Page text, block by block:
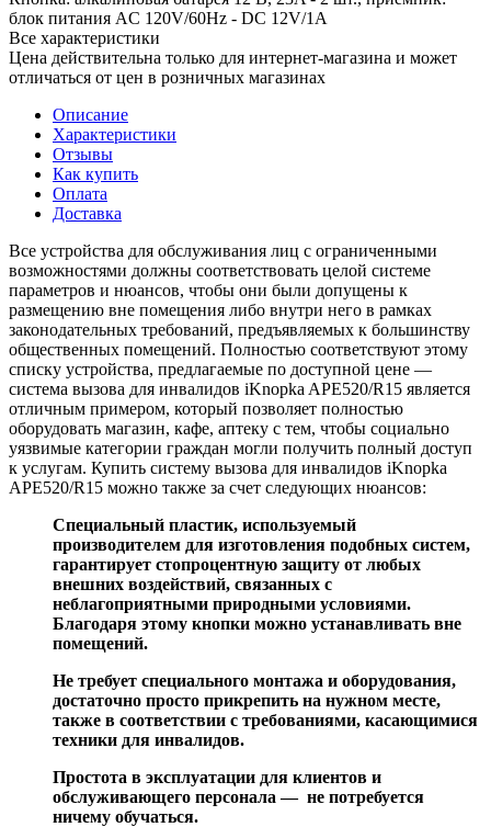
блок питания AC 120V/60Hz - DC 12V/1A
Все характеристики
Цена действительна только для интернет-магазина и может
отличаться от цен в розничных магазинах
Описание
Характеристики
Отзывы
Как купить
Оплата
Доставка
Все устройства для обслуживания лиц с ограниченными
возможностями должны соответствовать целой системе
параметров и нюансов, чтобы они были допущены к
размещению вне помещения либо внутри него в рамках
законодательных требований, предъявляемых к большинству
общественных помещений. Полностью соответствуют этому
списку устройства, предлагаемые по доступной цене —
система вызова для инвалидов iKnopka APE520/R15 является
отличным примером, который позволяет полностью
оборудовать магазин, кафе, аптеку с тем, чтобы социально
уязвимые категории граждан могли получить полный доступ
к услугам. Купить систему вызова для инвалидов iKnopka
APE520/R15 можно также за счет следующих нюансов:
Специальный пластик, используемый
производителем для изготовления подобных систем,
гарантирует стопроцентную защиту от любых
внешних воздействий, связанных с
неблагоприятными природными условиями.
Благодаря этому кнопки можно устанавливать вне
помещений.
Не требует специального монтажа и оборудования,
достаточно просто прикрепить на нужном месте,
также в соответствии с требованиями, касающимися
техники для инвалидов.
Простота в эксплуатации для клиентов и
обслуживающего персонала — не потребуется
ничему обучаться.